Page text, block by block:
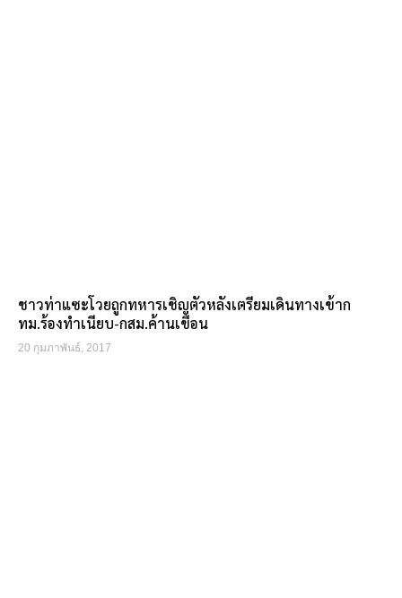
ชาวท่าแซะโวยถูกทหารเชิญตัวหลังเตรียมเดินทางเข้าก
ทม.ร้องทำเนียบ-กสม.ค้านเขื่อน
20 กุมภาพันธ์, 2017